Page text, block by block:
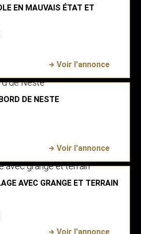
EN MAUVAIS ÉTAT ET
Voir l'annonce
DE NESTE
Voir l'annonce
AVEC GRANGE ET TERRAIN
Voir l'annonce